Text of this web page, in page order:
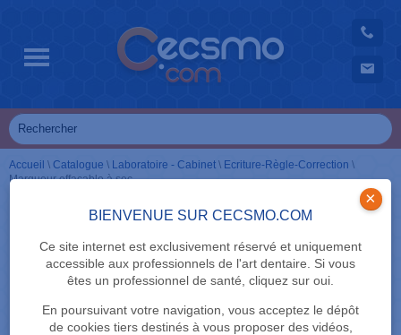
BIENVENUE SUR CECSMO.COM
Ce site internet est exclusivement réservé et uniquement
accessible aux professionnels de l'art dentaire. Si vous
êtes un professionnel de santé, cliquez sur oui.
En poursuivant votre navigation, vous acceptez le dépôt
de cookies tiers destinés à vous proposer des vidéos,
×
Accueil \ Catalogue \ Laboratoire - Cabinet \ Ecriture-Règle-Correction \
Marqueur effaçable à sec